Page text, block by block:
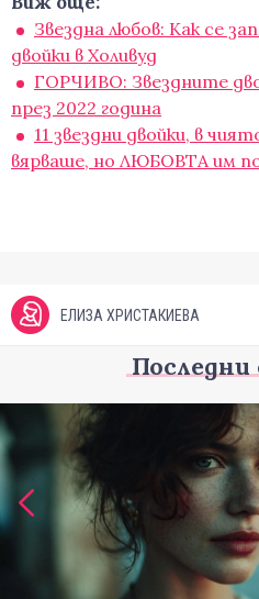
Звездна любов: Как се
двойки в Холивуд
ГОРЧИВО: Звездните
през 2022 година
11 звездни двойки, в
вярваше, но ЛЮБОВТА им
ЕЛИЗА ХРИСТАКИЕВА